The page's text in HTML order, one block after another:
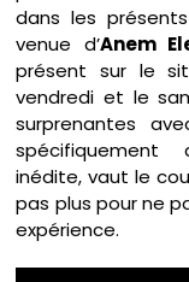
dans les
venue d’Anem
présent sur le
vendredi et le
surprenantes
spécifiquement
inédite, vaut le
pas plus pour ne
expérience.